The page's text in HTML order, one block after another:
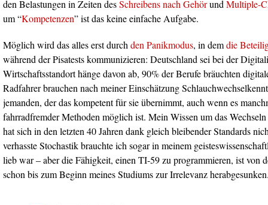
den Belastungen in Zeiten desSchreibens nach Gehörund Multiple-
um “Kompetenzen” ist das keine einfache Aufgabe.
Möglich wird das alles erst durch den Panikmodus, in demdie
während der Pisatests kommunizieren: Deutschland sei bei der
Wirtschaftsstandort hänge davon ab, 90% der Berufe bräuchten
Radfahrer brauchen nach meiner Einschätzung
jemanden, der das kompetent für sie übernimmt, auch wenn es
fahrradfremder Methoden möglich ist. Mein Wissen um das
hat sich in den letzten 40 Jahren dank gleich bleibender Standards
verhasste Stochastik brauchte ich sogar in meinem
lieb war – aber die Fähigkeit, einen TI-59 zu programmieren, ist von
schon bis zum Beginn meines Studiums zur Irrelevanz